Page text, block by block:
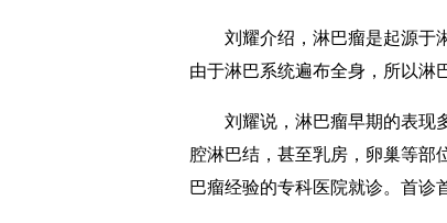
刘耀介绍，淋巴瘤是起源于淋
由于淋巴系统遍布全身，所以淋
刘耀说，淋巴瘤早期的表现多
腔淋巴结，甚至乳房，卵巢等部
巴瘤经验的专科医院就诊。首诊